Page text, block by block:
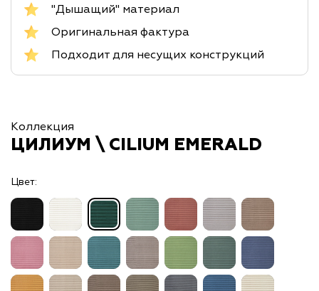
"Дышащий" материал
Оригинальная фактура
Подходит для несущих конструкций
Коллекция
ЦИЛИУМ \ CILIUM EMERALD
Цвет: